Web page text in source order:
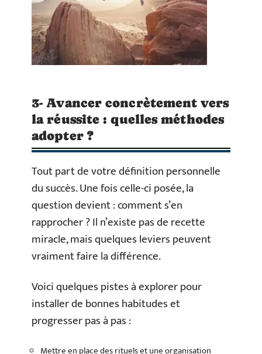
3- Avancer concrètement vers
la réussite : quelles méthodes
adopter ?
Tout part de votre définition personnelle
du succès. Une fois celle-ci posée, la
question devient : comment s’en
rapprocher ? Il n’existe pas de recette
miracle, mais quelques leviers peuvent
vraiment faire la différence.
Voici quelques pistes à explorer pour
installer de bonnes habitudes et
progresser pas à pas :
Mettre en place des rituels et une organisation